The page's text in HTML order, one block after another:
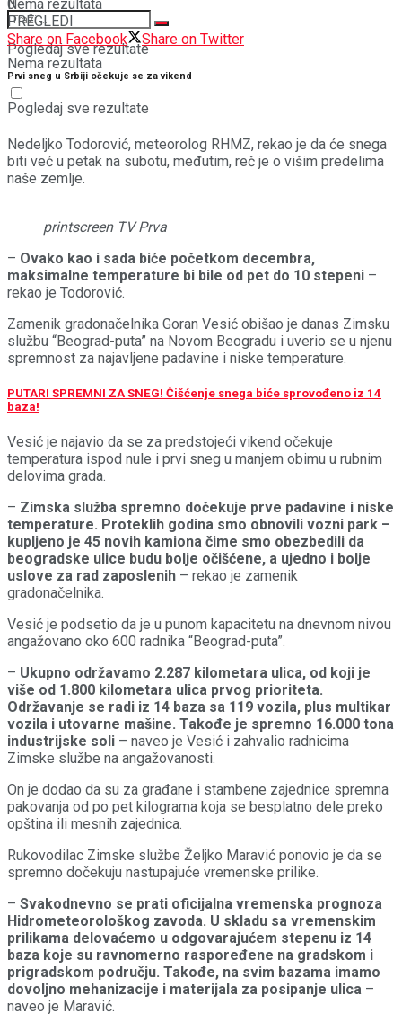
Nema rezultata
Pogledaj sve rezultate
Nema rezultata
Pogledaj sve rezultate
0
PREGLEDI
Share on Facebook
Share on Twitter
Prvi sneg u Srbiji očekuje se za vikend
Nedeljko Todorović, meteorolog RHMZ, rekao je da će snega
biti već u petak na subotu, međutim, reč je o višim predelima
naše zemlje.
printscreen TV Prva
– Ovako kao i sada biće početkom decembra,
maksimalne temperature bi bile od pet do 10 stepeni –
rekao je Todorović.
Zamenik gradonačelnika Goran Vesić obišao je danas Zimsku
službu “Beograd-puta” na Novom Beogradu i uverio se u njenu
spremnost za najavljene padavine i niske temperature.
PUTARI SPREMNI ZA SNEG! Čišćenje snega biće sprovođeno iz 14
baza!
Vesić je najavio da se za predstojeći vikend očekuje
temperatura ispod nule i prvi sneg u manjem obimu u rubnim
delovima grada.
– Zimska služba spremno dočekuje prve padavine i niske
temperature. Proteklih godina smo obnovili vozni park –
kupljeno je 45 novih kamiona čime smo obezbedili da
beogradske ulice budu bolje očišćene, a ujedno i bolje
uslove za rad zaposlenih – rekao je zamenik
gradonačelnika.
Vesić je podsetio da je u punom kapacitetu na dnevnom nivou
angažovano oko 600 radnika “Beograd-puta”.
– Ukupno održavamo 2.287 kilometara ulica, od koji je
više od 1.800 kilometara ulica prvog prioriteta.
Održavanje se radi iz 14 baza sa 119 vozila, plus multikar
vozila i utovarne mašine. Takođe je spremno 16.000 tona
industrijske soli – naveo je Vesić i zahvalio radnicima
Zimske službe na angažovanosti.
On je dodao da su za građane i stambene zajednice spremna
pakovanja od po pet kilograma koja se besplatno dele preko
opština ili mesnih zajednica.
Rukovodilac Zimske službe Željko Maravić ponovio je da se
spremno dočekuju nastupajuće vremenske prilike.
– Svakodnevno se prati oficijalna vremenska prognoza
Hidrometeorološkog zavoda. U skladu sa vremenskim
prilikama delovaćemo u odgovarajućem stepenu iz 14
baza koje su ravnomerno raspoređene na gradskom i
prigradskom području. Takođe, na svim bazama imamo
dovoljno mehanizacije i materijala za posipanje ulica –
naveo je Maravić.